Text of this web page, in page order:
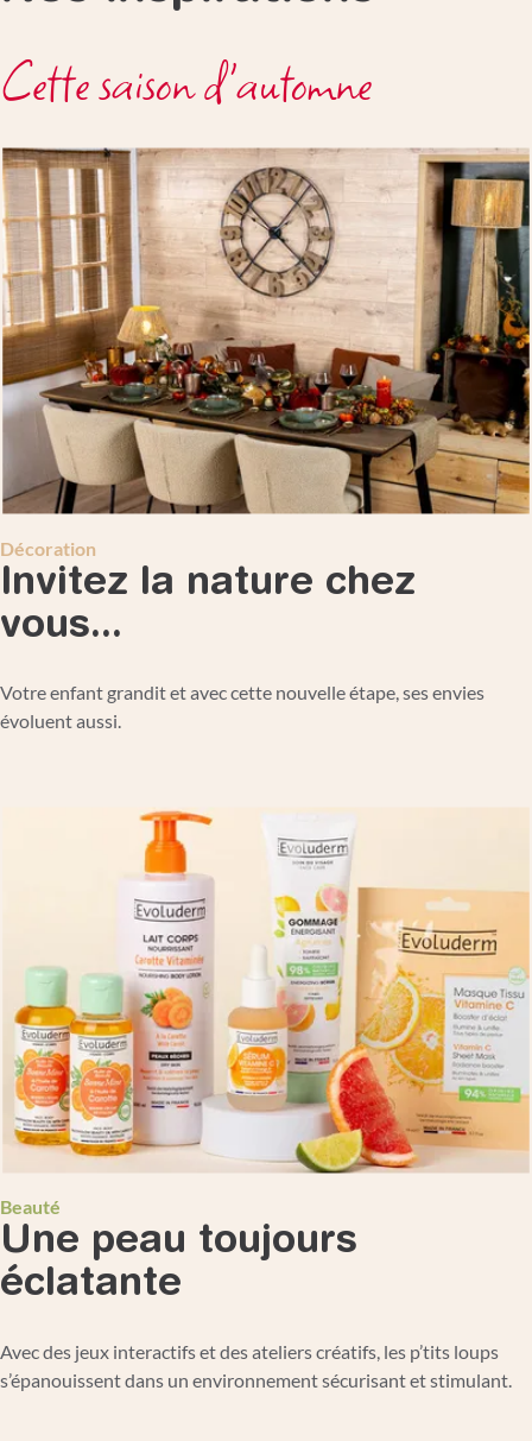
Cette saison d'automne
Décoration
Invitez la nature chez
vous...
Votre enfant grandit et avec cette nouvelle étape, ses envies
évoluent aussi.
Beauté
Une peau toujours
éclatante
Avec des jeux interactifs et des ateliers créatifs, les p’tits loups
s’épanouissent dans un environnement sécurisant et stimulant.